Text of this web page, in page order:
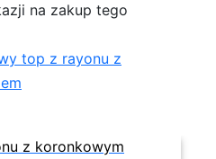
na zakup tego
top z rayonu z